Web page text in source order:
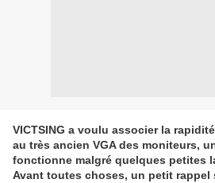
VICTSING a voulu associer la
au très ancien VGA des moniteurs,
fonctionne malgré quelques petites
Avant toutes choses, un petit